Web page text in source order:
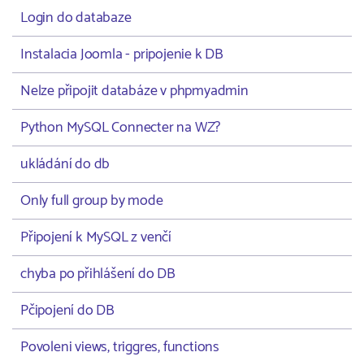
Login do databaze
Instalacia Joomla - pripojenie k DB
Nelze připojit databáze v phpmyadmin
Python MySQL Connecter na WZ?
ukládání do db
Only full group by mode
Připojení k MySQL z venčí
chyba po přihlášení do DB
Pčipojení do DB
Povoleni views, triggres, functions